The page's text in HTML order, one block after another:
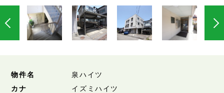
物件名
泉ハイツ
カナ
イズミハイツ